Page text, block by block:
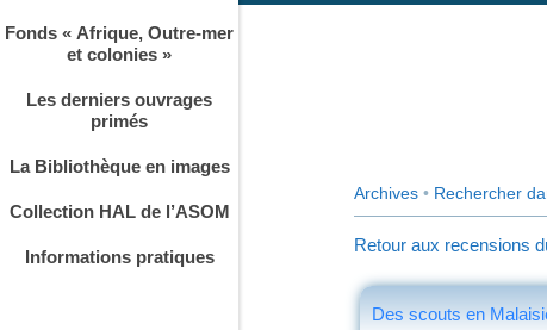
Fonds « Afrique, Outre-mer
et colonies »
Les derniers ouvrages
primés
La Bibliothèque en images
Collection HAL de l’ASOM
Informations pratiques
Archives • Rechercher
Retour aux recensions
Des scouts en